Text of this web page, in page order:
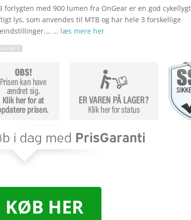
forlygten med 900 lumen fra OnGear er en god
lys, som anvendes til MTB og har hele 3 forskellige
… læs mere her
KØB HER